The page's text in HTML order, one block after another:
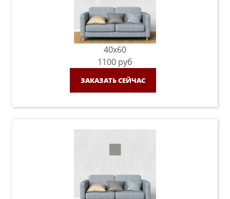
40x60
1100 руб
ЗАКАЗАТЬ СЕЙЧАС